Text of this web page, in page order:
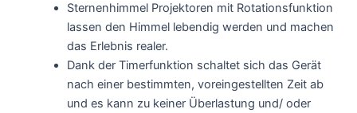
Sternenhimmel Projektoren mit Rotationsfunktion
lassen den Himmel lebendig werden und machen
das Erlebnis realer.
Dank der Timerfunktion schaltet sich das Gerät
nach einer bestimmten, voreingestellten Zeit ab
und es kann zu keiner Überlastung und/ oder